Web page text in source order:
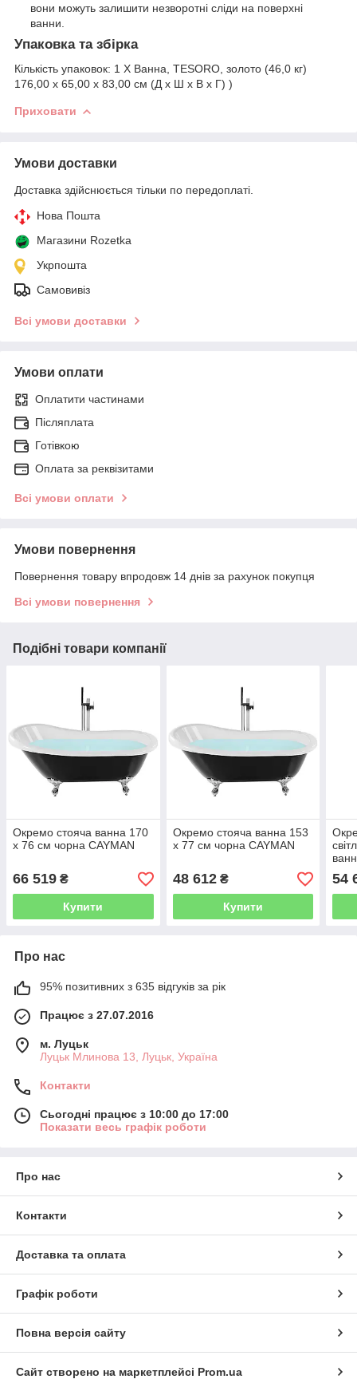
вони можуть залишити незворотні сліди на поверхні
ванни.
Упаковка та збірка
Кількість упаковок: 1 X Ванна, TESORO, золото (46,0 кг)
176,00 x 65,00 x 83,00 см (Д x Ш x В x Г) )
Приховати
Умови доставки
Доставка здійснюється тільки по передоплаті.
Нова Пошта
Магазини Rozetka
Укрпошта
Самовивіз
Всі умови доставки
Умови оплати
Оплатити частинами
Післяплата
Готівкою
Оплата за реквізитами
Всі умови оплати
Умови повернення
Повернення товару впродовж 14 днів за рахунок покупця
Всі умови повернення
Подібні товари компанії
Окремо стояча ванна 170
х 76 см чорна CAYMAN
66 519 ₴
Купити
Окремо стояча ванна 153
х 77 см чорна CAYMAN
48 612₴
Купити
54
Про нас
95% позитивних з 635 відгуків за рік
Працює з 27.07.2016
м. Луцьк
Луцьк Млинова 13, Луцьк, Україна
Контакти
Сьогодні працює з 10:00 до 17:00
Показати весь графік роботи
Про нас
Контакти
Доставка та оплата
Графік роботи
Повна версія сайту
Сайт створено на маркетплейсі Prom.ua